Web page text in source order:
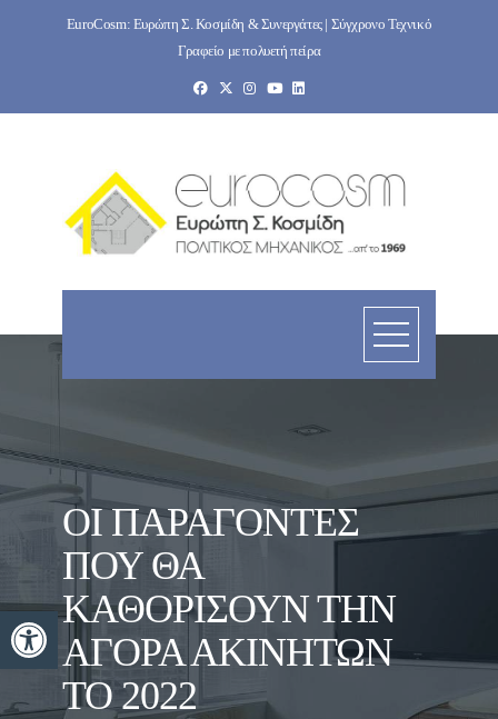
Ανοίξτε τη γραμμή εργαλείων
EuroCosm: Ευρώπη Σ. Κοσμίδη & Συνεργάτες | Σύγχρονο Τεχνικό
Γραφείο με πολυετή πείρα
ΟΙ ΠΑΡΆΓΟΝΤΕΣ
ΠΟΥ ΘΑ
ΚΑΘΟΡΊΣΟΥΝ ΤΗΝ
ΑΓΟΡΆ ΑΚΙΝΉΤΩΝ
ΤΟ 2022